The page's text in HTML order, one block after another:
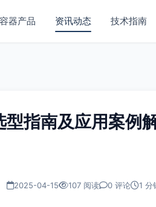
器产品 资讯动态 技术指南
指南及应用案例
2025-04-15 107 阅读 0 评论 1 分